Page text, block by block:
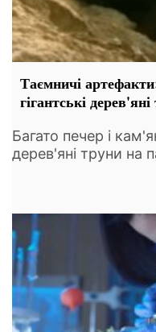
Таємничі
гігантські
Багато печер і
дерев'яні труни на